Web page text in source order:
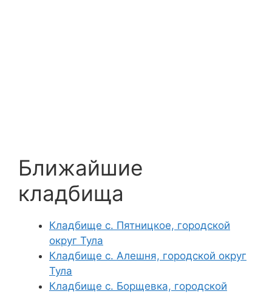
Ближайшие
кладбища
Кладбище с. Пятницкое, городской
округ Тула
Кладбище с. Алешня, городской округ
Тула
Кладбище с. Борщевка, городской